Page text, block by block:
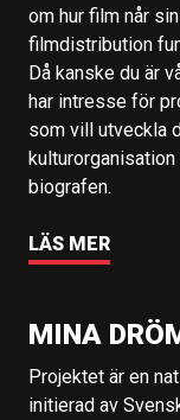
om hur film når
filmdistribution
Då kanske du är
har intresse för
som vill utveckla
biografen.
LÄS MER
MINA
Projektet är en
initierad av